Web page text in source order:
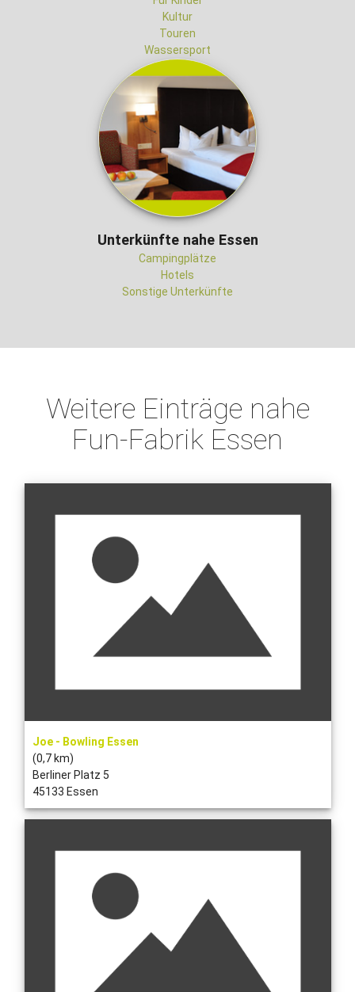
Kultur
Touren
Wassersport
Unterkünfte nahe Essen
Campingplätze
Hotels
Sonstige Unterkünfte
Weitere Einträge nahe
Fun-Fabrik Essen
Joe - Bowling Essen
(0,7 km)
Berliner Platz 5
45133 Essen